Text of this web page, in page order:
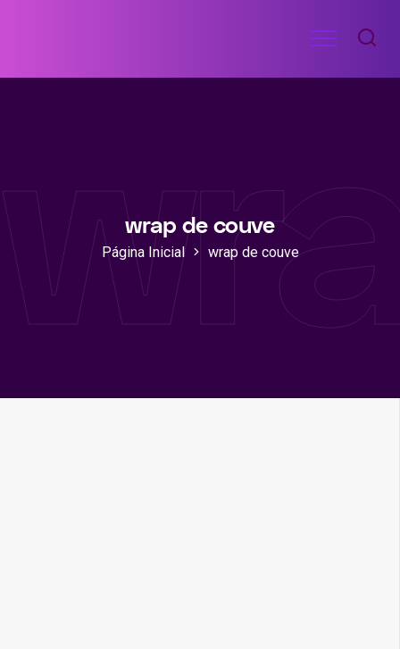
conteúdo
RECEITAS
ACADEMIA
Menu
wrap de couve
Página Inicial wrap de couve